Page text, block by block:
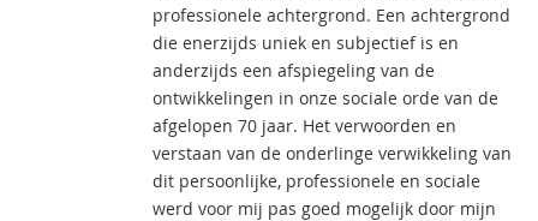
professionele achtergrond. Een achtergrond
die enerzijds uniek en subjectief is en
anderzijds een afspiegeling van de
ontwikkelingen in onze sociale orde van de
afgelopen 70 jaar. Het verwoorden en
verstaan van de onderlinge verwikkeling van
dit persoonlijke, professionele en sociale
werd voor mij pas goed mogelijk door mijn